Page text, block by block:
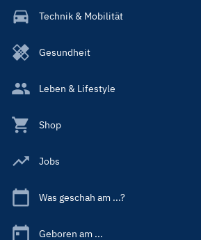
Technik & Mobilität
Gesundheit
Leben & Lifestyle
Shop
Jobs
Was geschah am ...?
Geboren am ...